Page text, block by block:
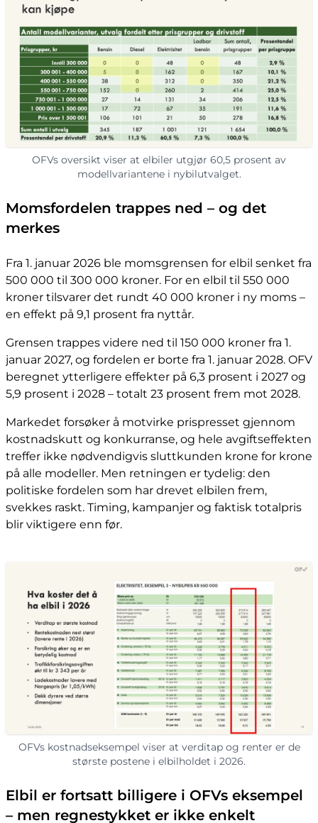
OFVs oversikt viser at elbiler utgjør 60,5 prosent av
modellvariantene i nybilutvalget.
Momsfordelen trappes ned – og det
merkes
Fra 1. januar 2026 ble momsgrensen for elbil senket fra
500 000 til 300 000 kroner. For en elbil til 550 000
kroner tilsvarer det rundt 40 000 kroner i ny moms –
en effekt på 9,1 prosent fra nyttår.
Grensen trappes videre ned til 150 000 kroner fra 1.
januar 2027, og fordelen er borte fra 1. januar 2028. OFV
beregnet ytterligere effekter på 6,3 prosent i 2027 og
5,9 prosent i 2028 – totalt 23 prosent frem mot 2028.
Markedet forsøker å motvirke prispresset gjennom
kostnadskutt og konkurranse, og hele avgiftseffekten
treffer ikke nødvendigvis sluttkunden krone for krone
på alle modeller. Men retningen er tydelig: den
politiske fordelen som har drevet elbilen frem,
svekkes raskt. Timing, kampanjer og faktisk totalpris
blir viktigere enn før.
OFVs kostnadseksempel viser at verditap og renter er de
største postene i elbilholdet i 2026.
Elbil er fortsatt billigere i OFVs eksempel
– men regnestykket er ikke enkelt